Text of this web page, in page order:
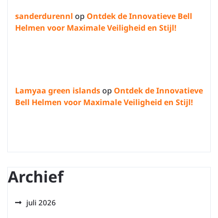
sanderdurennl op Ontdek de Innovatieve Bell
Helmen voor Maximale Veiligheid en Stijl!
Lamyaa green islandsop Ontdek de Innovatieve
Bell Helmen voor Maximale Veiligheid en Stijl!
Archief
juli 2026